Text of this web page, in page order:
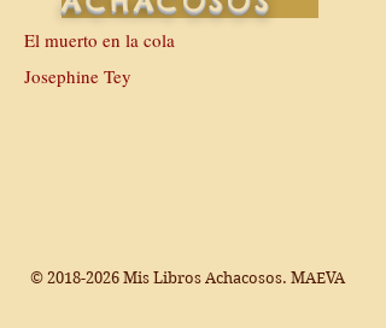
El muerto en la cola
Josephine Tey
© 2018-2026 Mis Libros Achacosos. MAEVA